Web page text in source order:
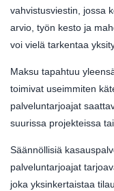
vahvistusviestin, jossa
arvio, työn kesto ja
voi vielä tarkentaa
Maksu tapahtuu
toimivat useimmiten
palveluntarjoajat
suurissa projekteissa
Säännöllisiä
palveluntarjoajat
joka yksinkertaistaa